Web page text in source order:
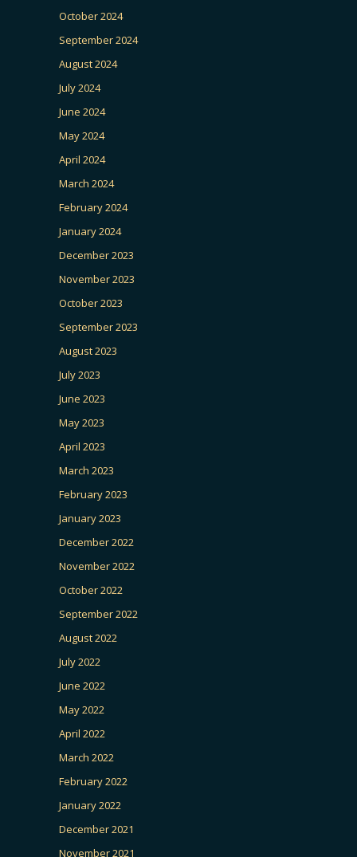
October 2024
September 2024
August 2024
July 2024
June 2024
May 2024
April 2024
March 2024
February 2024
January 2024
December 2023
November 2023
October 2023
September 2023
August 2023
July 2023
June 2023
May 2023
April 2023
March 2023
February 2023
January 2023
December 2022
November 2022
October 2022
September 2022
August 2022
July 2022
June 2022
May 2022
April 2022
March 2022
February 2022
January 2022
December 2021
November 2021